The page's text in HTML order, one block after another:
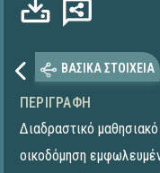
ΒΑΣΙΚΑ ΣΤΟΙΧΕΙΑ
ΠΕΡΙΓΡΑΦΉ
Διαδραστικό
οικοδόμηση